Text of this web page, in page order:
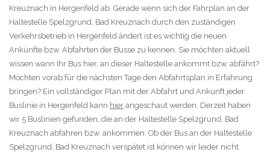
Kreuznach in Hergenfeld ab. Gerade wenn sich der Fahrplan an der
Haltestelle Spelzgrund, Bad Kreuznach durch den zuständigen
Verkehrsbetrieb in Hergenfeld ändert ist es wichtig die neuen
Ankünfte bzw. Abfahrten der Busse zu kennen. Sie möchten aktuell
wissen wann Ihr Bus hier, an dieser Haltestelle ankommt bzw. abfährt?
Möchten vorab für die nächsten Tage den Abfahrtsplan in Erfahrung
bringen? Ein vollständiger Plan mit der Abfahrt und Ankunft jeder
Buslinie in Hergenfeld kann hier angeschaut werden. Derzeit haben
wir 5 Buslinien gefunden, die an der Haltestelle Spelzgrund, Bad
Kreuznach abfahren bzw. ankommen. Ob der Bus an der Haltestelle
Spelzgrund, Bad Kreuznach verspätet ist können wir leider nicht